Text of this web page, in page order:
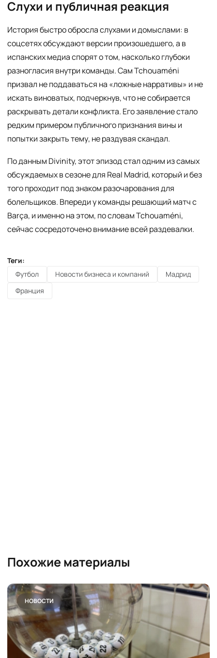
Слухи и публичная реакция
История быстро обросла слухами и домыслами: в
соцсетях обсуждают версии произошедшего, а в
испанских медиа спорят о том, насколько глубоки
разногласия внутри команды. Сам Tchouaméni
призвал не поддаваться на «ложные нарративы» и не
искать виноватых, подчеркнув, что не собирается
раскрывать детали конфликта. Его заявление стало
редким примером публичного признания вины и
попытки закрыть тему, не раздувая скандал.
По данным Divinity, этот эпизод стал одним из самых
обсуждаемых в сезоне для Real Madrid, который и без
того проходит под знаком разочарования для
болельщиков. Впереди у команды решающий матч с
Barça, и именно на этом, по словам Tchouaméni,
сейчас сосредоточено внимание всей раздевалки.
Теги:
Футбол
Новости бизнеса и компаний
Мадрид
Франция
Похожие материалы
НОВОСТИ